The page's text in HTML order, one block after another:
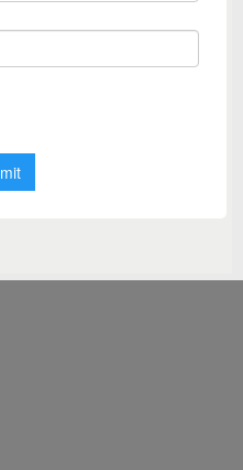
de barrios,
ciudad activa, natural y